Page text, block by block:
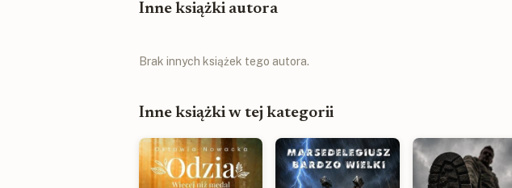
Inne książki autora
Brak innych książek tego autora.
Inne książki w tej kategorii